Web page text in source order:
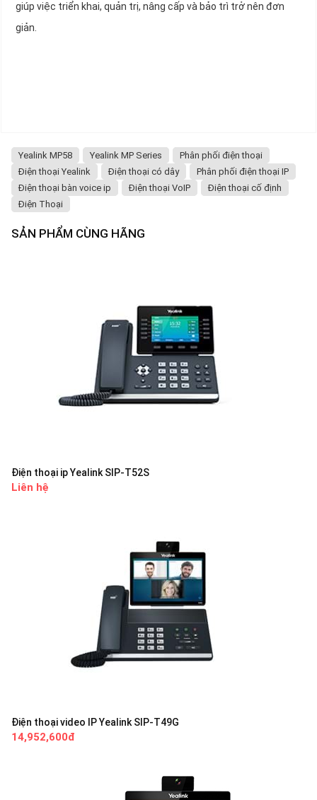
giúp việc triển khai, quản trị, nâng cấp và bảo trì trở nên đơn
giản.
Yealink MP58 Yealink MP Series
Phân phối điện thoại
Điện thoại Yealink
Điện thoại có dây
Phân phối điện thoại IP
Điện thoại bàn voice ip
Điện thoại VoIP
Điện thoại cố định
Điện Thoại
SẢN PHẨM CÙNG HÃNG
Điện thoại ip Yealink SIP-T52S
Liên hệ
Điện thoại video IP Yealink SIP-T49G
14,952,600đ